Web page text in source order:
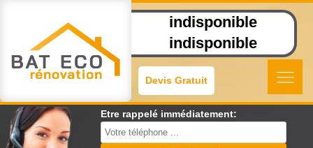
indisponible
indisponible
Devis Gratuit
Etre rappelé immédiatement: